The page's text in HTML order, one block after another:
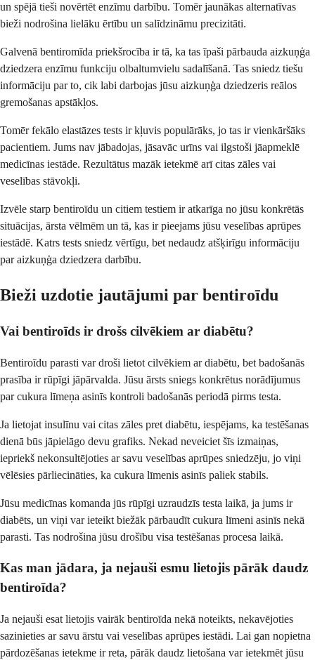
un spējā tieši novērtēt enzīmu darbību. Tomēr jaunākas alternatīvas
bieži nodrošina lielāku ērtību un salīdzināmu precizitāti.
Galvenā bentiromīda priekšrocība ir tā, ka tas īpaši pārbauda aizkuņģa
dziedzera enzīmu funkciju olbaltumvielu sadalīšanā. Tas sniedz tiešu
informāciju par to, cik labi darbojas jūsu aizkuņģa dziedzeris reālos
gremošanas apstākļos.
Tomēr fekālo elastāzes tests ir kļuvis populārāks, jo tas ir vienkāršāks
pacientiem. Jums nav jābadojas, jāsavāc urīns vai ilgstoši jāapmeklē
medicīnas iestāde. Rezultātus mazāk ietekmē arī citas zāles vai
veselības stāvokļi.
Izvēle starp bentiroīdu un citiem testiem ir atkarīga no jūsu konkrētās
situācijas, ārsta vēlmēm un tā, kas ir pieejams jūsu veselības aprūpes
iestādē. Katrs tests sniedz vērtīgu, bet nedaudz atšķirīgu informāciju
par aizkuņģa dziedzera darbību.
Bieži uzdotie jautājumi par bentiroīdu
Vai bentiroīds ir drošs cilvēkiem ar diabētu?
Bentiroīdu parasti var droši lietot cilvēkiem ar diabētu, bet badošanās
prasība ir rūpīgi jāpārvalda. Jūsu ārsts sniegs konkrētus norādījumus
par cukura līmeņa asinīs kontroli badošanās periodā pirms testa.
Ja lietojat insulīnu vai citas zāles pret diabētu, iespējams, ka testēšanas
dienā būs jāpielāgo devu grafiks. Nekad neveiciet šīs izmaiņas,
iepriekš nekonsultējoties ar savu veselības aprūpes sniedzēju, jo viņi
vēlēsies pārliecināties, ka cukura līmenis asinīs paliek stabils.
Jūsu medicīnas komanda jūs rūpīgi uzraudzīs testa laikā, ja jums ir
diabēts, un viņi var ieteikt biežāk pārbaudīt cukura līmeni asinīs nekā
parasti. Tas nodrošina jūsu drošību visa testēšanas procesa laikā.
Kas man jādara, ja nejauši esmu lietojis pārāk daudz
bentiroīda?
Ja nejauši esat lietojis vairāk bentiroīda nekā noteikts, nekavējoties
sazinieties ar savu ārstu vai veselības aprūpes iestādi. Lai gan nopietna
pārdozēšanas ietekme ir reta, pārāk daudz lietošana var ietekmēt jūsu